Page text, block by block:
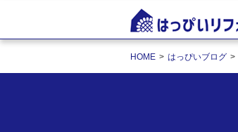
HOME はっぴいブログ